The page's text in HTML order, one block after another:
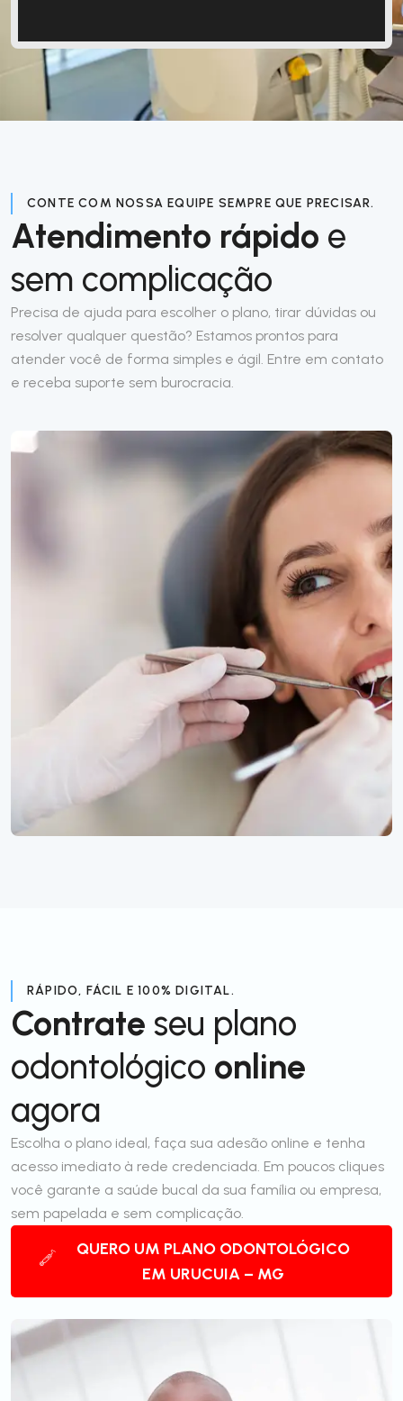
CONTE COM NOSSA EQUIPE SEMPRE QUE PRECISAR.
Atendimento rápido e
sem complicação
Precisa de ajuda para escolher o plano, tirar dúvidas ou
resolver qualquer questão? Estamos prontos para
atender você de forma simples e ágil. Entre em contato
e receba suporte sem burocracia.
RÁPIDO, FÁCIL E 100% DIGITAL.
Contrate seu plano
odontológico online
agora
Escolha o plano ideal, faça sua adesão online e tenha
acesso imediato à rede credenciada. Em poucos cliques
você garante a saúde bucal da sua família ou empresa,
sem papelada e sem complicação.
QUERO UM PLANO ODONTOLÓGICO
EM URUCUIA – MG